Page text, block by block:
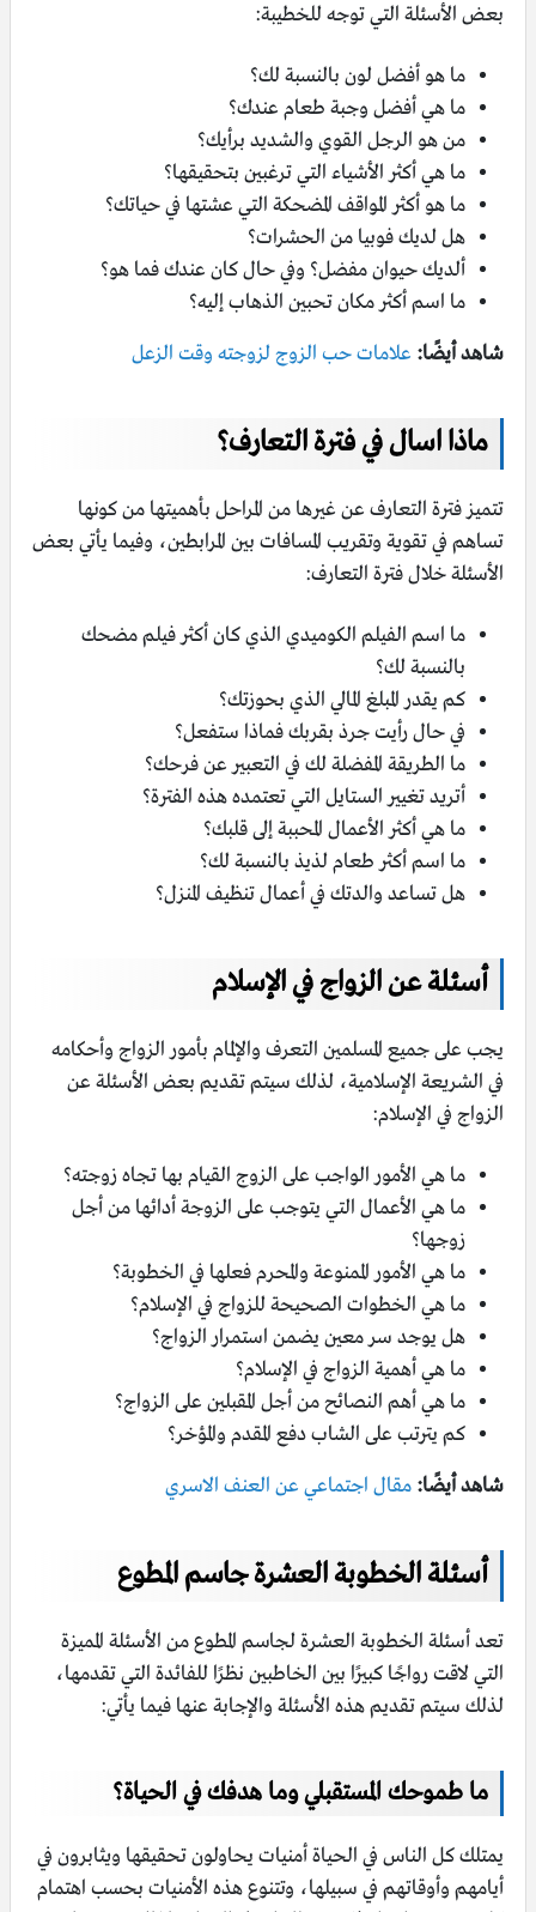
بعض الأسئلة التي توجه للخطيبة:
ما هو أفضل لون بالنسبة لك؟
ما هي أفضل وجبة طعام عندك؟
من هو الرجل القوي والشديد برأيك؟
ما هي أكثر الأشياء التي ترغبين بتحقيقها؟
ما هو أكثر المواقف المضحكة التي عشتها في حياتك؟
هل لديك فوبيا من الحشرات؟
ألديك حيوان مفضل؟ وفي حال كان عندك فما هو؟
ما اسم أكثر مكان تحبين الذهاب إليه؟
شاهد أيضًا: علامات حب الزوج لزوجته وقت الزعل
ماذا اسال في فترة التعارف؟
تتميز فترة التعارف عن غيرها من المراحل بأهميتها من كونها
تساهم في تقوية وتقريب المسافات بين المرابطين، وفيما يأتي بعض
الأسئلة خلال فترة التعارف:
ما اسم الفيلم الكوميدي الذي كان أكثر فيلم مضحك
بالنسبة لك؟
كم يقدر المبلغ المالي الذي بحوزتك؟
في حال رأيت جرذ بقربك فماذا ستفعل؟
ما الطريقة المفضلة لك في التعبير عن فرحك؟
أتريد تغيير الستايل التي تعتمده هذه الفترة؟
ما هي أكثر الأعمال المحببة إلى قلبك؟
ما اسم أكثر طعام لذيذ بالنسبة لك؟
هل تساعد والدتك في أعمال تنظيف المنزل؟
أسئلة عن الزواج في الإسلام
يجب على جميع المسلمين التعرف والإلمام بأمور الزواج وأحكامه
في الشريعة الإسلامية، لذلك سيتم تقديم بعض الأسئلة عن
الزواج في الإسلام:
ما هي الأمور الواجب على الزوج القيام بها تجاه زوجته؟
ما هي الأعمال التي يتوجب على الزوجة أدائها من أجل
زوجها؟
ما هي الأمور الممنوعة والمحرم فعلها في الخطوبة؟
ما هي الخطوات الصحيحة للزواج في الإسلام؟
هل يوجد سر معين يضمن استمرار الزواج؟
ما هي أهمية الزواج في الإسلام؟
ما هي أهم النصائح من أجل المقبلين على الزواج؟
كم يترتب على الشاب دفع المقدم والمؤخر؟
شاهد أيضًا: مقال اجتماعي عن العنف الاسري
أسئلة الخطوبة العشرة جاسم المطوع
تعد أسئلة الخطوبة العشرة لجاسم المطوع من الأسئلة المميزة
التي لاقت رواجًا كبيرًا بين الخاطبين نظرًا للفائدة التي تقدمها،
لذلك سيتم تقديم هذه الأسئلة والإجابة عنها فيما يأتي:
ما طموحك المستقبلي وما هدفك في الحياة؟
يمتلك كل الناس في الحياة أمنيات يحاولون تحقيقها ويثابرون في
أيامهم وأوقاتهم في سبيلها، وتتنوع هذه الأمنيات بحسب اهتمام